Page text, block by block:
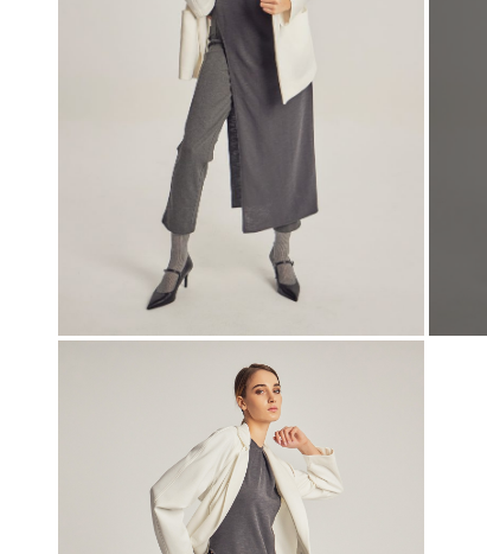
00:00